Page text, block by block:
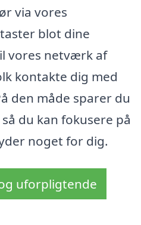
via vores
blot dine
vores netværk af
kontakte dig med
den måde sparer du
du kan fokusere på
noget for dig.
uforpligtende